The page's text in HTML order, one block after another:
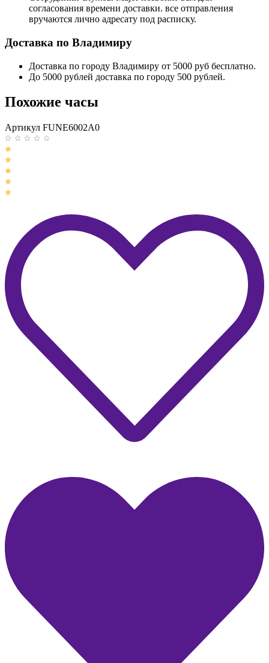
согласования времени доставки. все отправления
вручаются лично адресату под расписку.
Доставка по Владимиру
Доставка по городу Владимиру от 5000 руб бесплатно.
До 5000 рублей доставка по городу 500 рублей.
Похожие часы
Артикул FUNE6002A0